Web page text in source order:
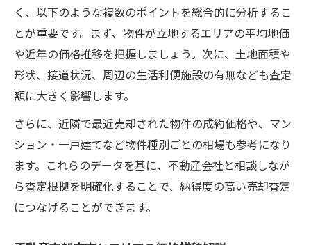
く、以下のような複数のポイントを総合的に分析するこ
とが重要です。まず、物件が立地するエリアの平均地価
や近年の価格推移を把握しましょう。次に、土地面積や
形状、接道状況、周辺の生活利便施設の有無なども査定
額に大きく影響します。
さらに、近隣で最近売却された物件の成約価格や、マン
ション・一戸建てなど物件種別ごとの相場も参考になり
ます。これらのデータを基に、不動産会社と相談しなが
ら査定根拠を明確化することで、納得度の高い売却査定
につなげることができます。